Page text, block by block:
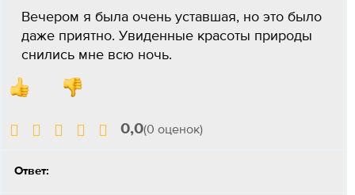
Вечером я была очень уставшая, но это было
даже приятно. Увиденные красоты природы
снились мне всю ночь.
0,0(0 оценок)
Ответ: